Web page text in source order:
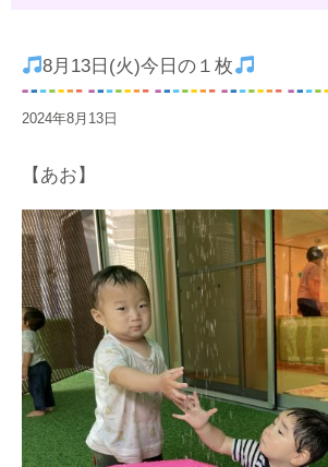
8月13日(火)今日の１枚
2024年8月13日
【あお】